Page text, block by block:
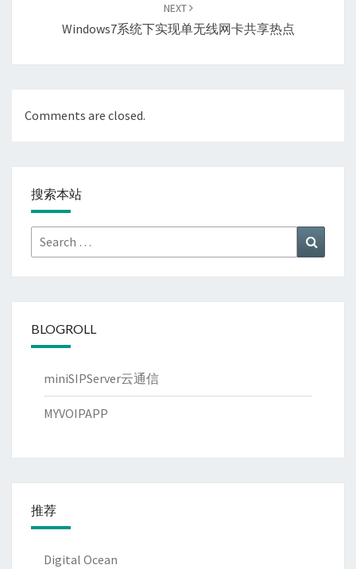
NEXT
Windows7系统下实现单无线网卡共享热点
Comments are closed.
搜索本站
Search
for:
BLOGROLL
miniSIPServer云通信
MYVOIPAPP
推荐
Digital Ocean